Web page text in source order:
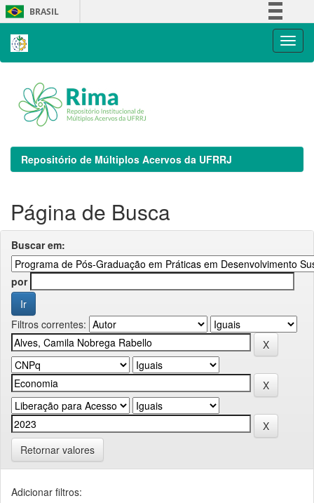
Skip
navigation
BRASIL
Repositório de Múltiplos Acervos da UFRRJ
Página de Busca
Buscar em:
por
Filtros correntes:
Retornar valores
Adicionar filtros: